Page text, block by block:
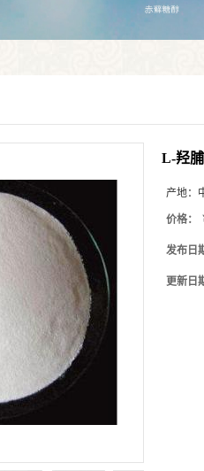
L-羟
产地：
价格：
发布日
更新日